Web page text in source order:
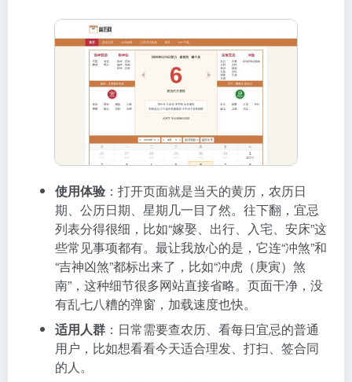
使用体验 ：打开页面就是当天的黄历，农历日
期、公历日期、星期几一目了然。往下翻，宜忌
列表分得很细，比如“嫁娶、出行、入宅、安床”这
些常见事项都有。最让我放心的是，它连“冲煞”和
“吉神凶煞”都标出来了，比如“冲虎（庚寅）煞
南”，这种细节很多网站直接省略。页面干净，没
有乱七八糟的弹窗，加载速度也快。
适用人群 ：日常需要查农历、看每日宜忌的普通
用户，比如想看看今天适合理发、打扫、签合同
的人。